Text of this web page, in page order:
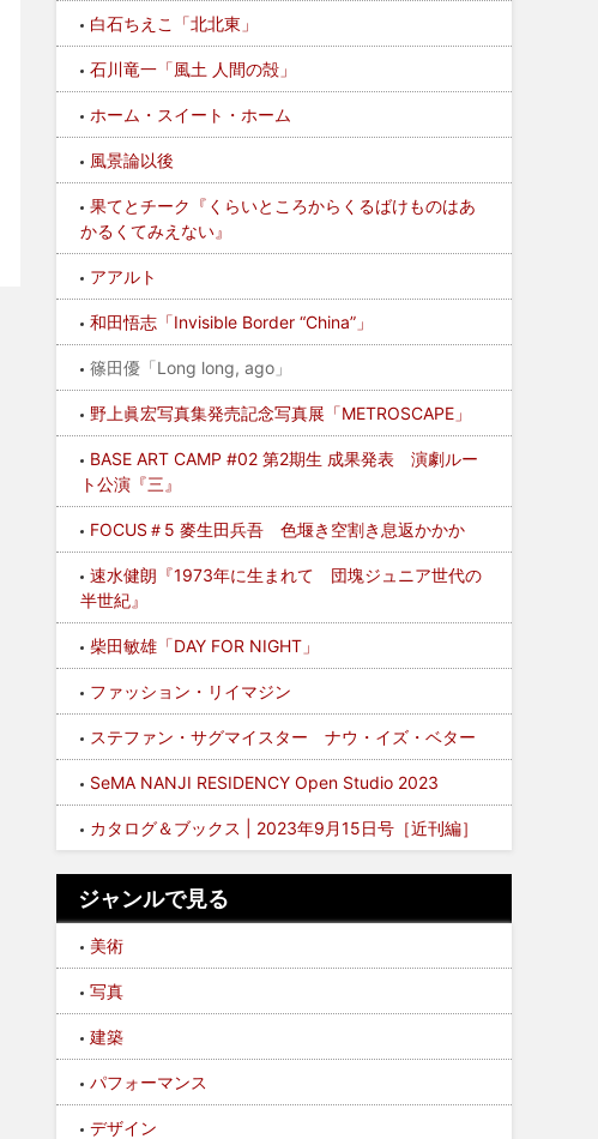
白石ちえこ「北北東」
石川竜一「風土 人間の殻」
ホーム・スイート・ホーム
風景論以後
果てとチーク『くらいところからくるばけものはあ
かるくてみえない』
アアルト
和田悟志「Invisible Border “China”」
篠田優「Long long, ago」
野上眞宏写真集発売記念写真展「METROSCAPE」
BASE ART CAMP #02 第2期生 成果発表 演劇ルー
ト公演『三』
FOCUS＃5 麥生田兵吾 色堰き空割き息返かかか
速水健朗『1973年に生まれて 団塊ジュニア世代の
半世紀』
柴田敏雄「DAY FOR NIGHT」
ファッション・リイマジン
ステファン・サグマイスター ナウ・イズ・ベター
SeMA NANJI RESIDENCY Open Studio 2023
カタログ＆ブックス | 2023年9月15日号［近刊編］
ジャンルで見る
美術
写真
建築
パフォーマンス
デザイン